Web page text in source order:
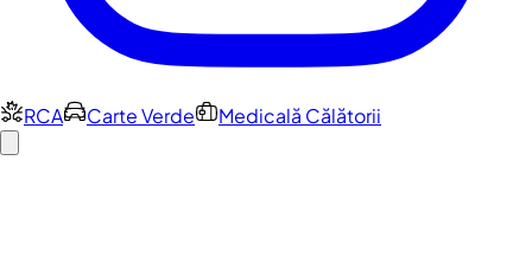
RCA Carte Verde Medicală Călătorii